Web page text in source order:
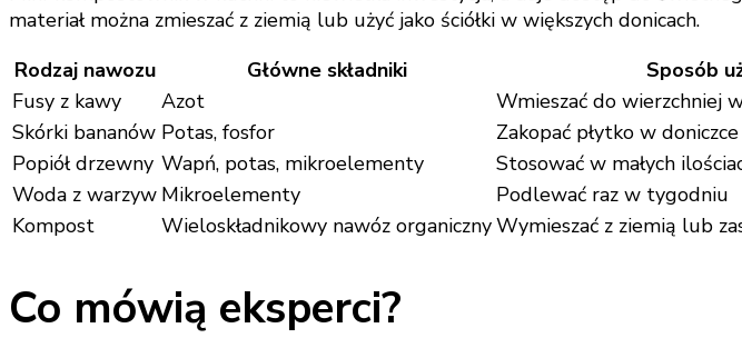
materiał można zmieszać z ziemią lub użyć jako ściółki w większych donicach.
Rodzaj nawozu
Główne składniki
Sposób
Fusy z kawy
Azot
Wmieszać do wierzchniej
Skórki bananów Potas, fosfor
Zakopać płytko w doniczce
Popiół drzewny Wapń, potas, mikroelementy
Stosować w małych
Woda z warzyw Mikroelementy
Podlewać raz w tygodniu
Kompost
Wieloskładnikowy nawóz organicznyWymieszać z ziemią lub
Co mówią eksperci?